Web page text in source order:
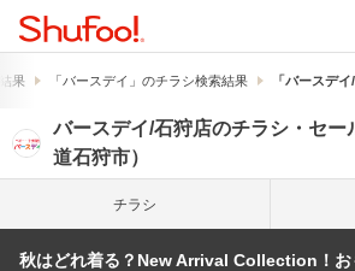
果 「バースデイ」のチラシ検索結果 「バースデ
バースデイ/石狩店のチラシ・セー
道石狩市）
チラシ
秋はどれ着る？New Arrival Collection！お